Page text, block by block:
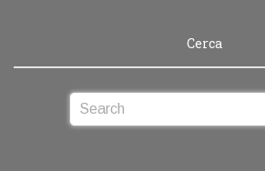
Cerca